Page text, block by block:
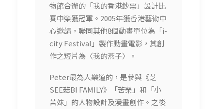
物館合辦的「我的香港鈔票」設計比
賽中榮獲冠軍。2005年獲香港藝術中
心邀請，聯同其他8個動畫單位為「i-
city Festival」製作動畫電影，其創
作之短片為〈我的燕子〉。
Peter最為人樂道的，是參與《芝
SEE菇BI FAMILY》「苦榮」和「小
苦妹」的人物設計及漫畫創作。之後